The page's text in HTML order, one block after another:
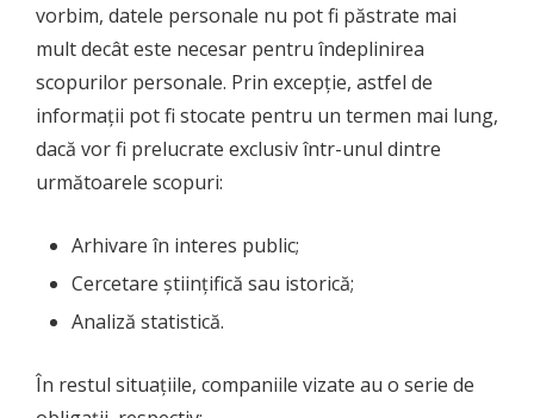
vorbim, datele personale nu pot fi păstrate mai
mult decât este necesar pentru îndeplinirea
scopurilor personale. Prin excepție, astfel de
informații pot fi stocate pentru un termen mai lung,
dacă vor fi prelucrate exclusiv într-unul dintre
următoarele scopuri:
Arhivare în interes public;
Cercetare științifică sau istorică;
Analiză statistică.
În restul situațiile, companiile vizate au o serie de